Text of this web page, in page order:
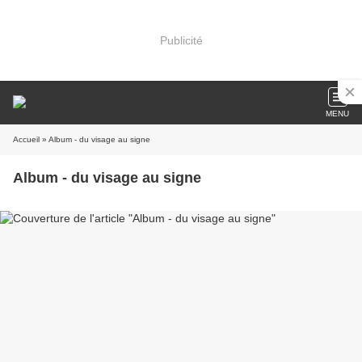
Publicité
MENU
Accueil » Album - du visage au signe
Album - du visage au signe